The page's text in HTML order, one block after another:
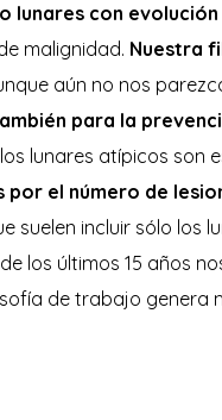
lunares con
malignidad. Nuestra
aún no nos
para la
lunares atípicos son
el número de
incluir sólo los
los últimos 15 años
de trabajo genera